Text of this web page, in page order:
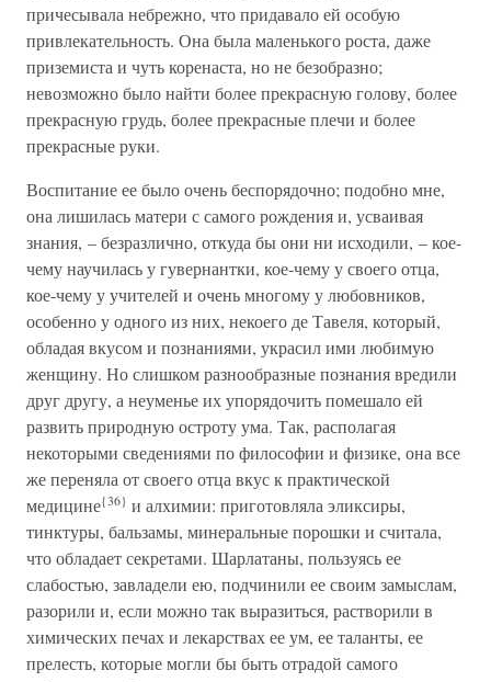
причесывала небрежно, что придавало ей особую
привлекательность. Она была маленького роста, даже
приземиста и чуть коренаста, но не безобразно;
невозможно было найти более прекрасную голову, более
прекрасную грудь, более прекрасные плечи и более
прекрасные руки.
Воспитание ее было очень беспорядочно; подобно мне,
она лишилась матери с самого рождения и, усваивая
знания, – безразлично, откуда бы они ни исходили, – кое-
чему научилась у гувернантки, кое-чему у своего отца,
кое-чему у учителей и очень многому у любовников,
особенно у одного из них, некоего де Тавеля, который,
обладая вкусом и познаниями, украсил ими любимую
женщину. Но слишком разнообразные познания вредили
друг другу, а неуменье их упорядочить помешало ей
развить природную остроту ума. Так, располагая
некоторыми сведениями по философии и физике, она все
же переняла от своего отца вкус к практической
медицине{36} и алхимии: приготовляла эликсиры,
тинктуры, бальзамы, минеральные порошки и считала,
что обладает секретами. Шарлатаны, пользуясь ее
слабостью, завладели ею, подчинили ее своим замыслам,
разорили и, если можно так выразиться, растворили в
химических печах и лекарствах ее ум, ее таланты, ее
прелесть, которые могли бы быть отрадой самого